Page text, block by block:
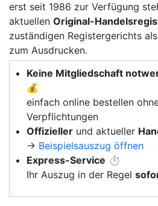
erst seit 1986 zur Verfügung
aktuellen Original-
zuständigen Registergerichts
zum Ausdrucken.
Keine Mitgliedschaft
💰
einfach online bestellen
Verpflichtungen
Offizieller und aktueller
→ Beispielsauszug öffnen
Express-Service ⏱️
Ihr Auszug in der Regel